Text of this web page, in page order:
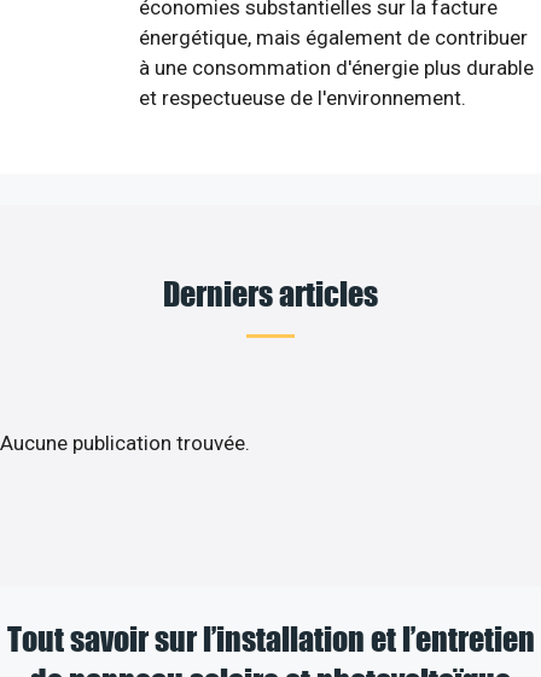
économies substantielles sur la facture
énergétique, mais également de contribuer
à une consommation d'énergie plus durable
et respectueuse de l'environnement.
Derniers articles
Aucune publication trouvée.
Tout savoir sur l’installation et l’entretien